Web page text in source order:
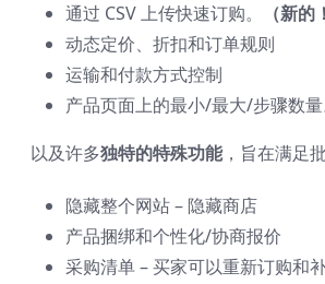
通过 CSV 上传快速订购。
（新的
动态定价、折扣和订单规则
运输和付款方式控制
产品页面上的最小/最大/步骤数量
以及许多独特的特殊功能，旨在满足
隐藏整个网站 – 隐藏商店
产品捆绑和个性化/协商报价
采购清单 – 买家可以重新订购和